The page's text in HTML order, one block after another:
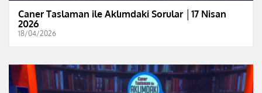
Caner Taslaman ile Aklımdaki Sorular │17 Nisan
2026
18/04/2026